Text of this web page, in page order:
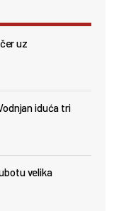
uz
iduća tri
velika